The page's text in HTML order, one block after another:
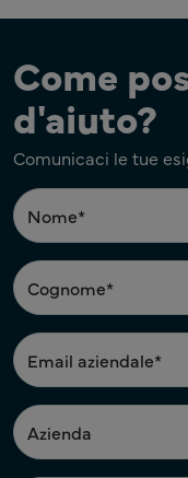
Come
d'aiuto?
Comunicaci le tue